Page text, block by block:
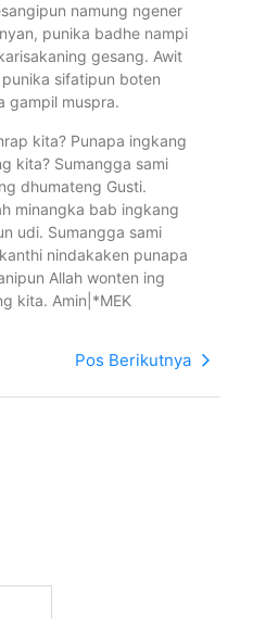
namung ngener
punika badhe nampi
gesang. Awit
sifatipun boten
gampil muspra.
kita? Punapa ingkang
kita? Sumangga sami
dhumateng Gusti.
minangka bab ingkang
udi. Sumangga sami
nindakaken punapa
Allah wonten ing
kita. Amin|*MEK
Pos Berikutnya